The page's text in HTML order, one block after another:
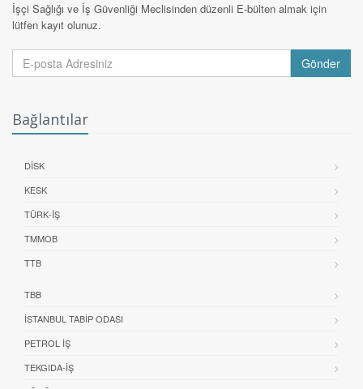
İşçi Sağlığı ve İş Güvenliği Meclisinden düzenli E-bülten almak için
lütfen kayıt olunuz.
Gönder
Bağlantılar
DİSK
KESK
TÜRK-İŞ
TMMOB
TTB
TBB
İSTANBUL TABIP ODASI
PETROL İŞ
TEKGIDA-İŞ